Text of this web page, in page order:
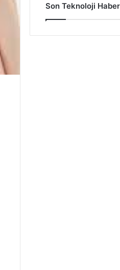
Son Teknoloji